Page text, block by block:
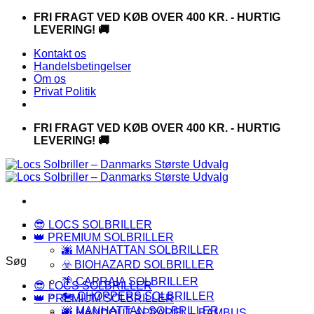
FortsætFRI FRAGT VED KØB OVER 400 KR. - HURTIG
LEVERING! 🚚
Kontakt os
Handelsbetingelser
Om os
Privat Politik
FRI FRAGT VED KØB OVER 400 KR. - HURTIG
LEVERING! 🚚
😎 LOCS SOLBRILLER
👑 PREMIUM SOLBRILLER
🌆 MANHATTAN SOLBRILLER
☣️ BIOHAZARD SOLBRILLER
🌴 CAPRAIA SOLBRILLER
🏍️ CHOPPERS SOLBRILLER
Søg
😎 LOCS SOLBRILLER
👑 PREMIUM SOLBRILLER
🌆 MANHATTAN SOLBRILLER